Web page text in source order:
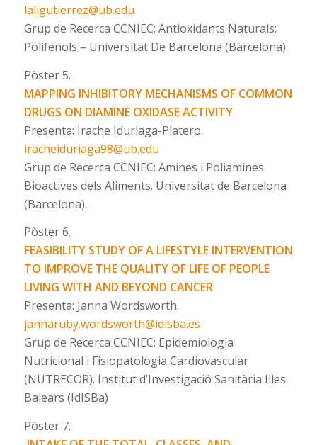
laligutierrez@ub.edu
Grup de Recerca CCNIEC: Antioxidants Naturals:
Polifenols – Universitat De Barcelona (Barcelona)
Pòster 5.
MAPPING INHIBITORY MECHANISMS OF COMMON
DRUGS ON DIAMINE OXIDASE ACTIVITY
Presenta: Irache Iduriaga-Platero.
iracheiduriaga98@ub.edu
Grup de Recerca CCNIEC: Amines i Poliamines
Bioactives dels Aliments. Universitat de Barcelona
(Barcelona).
Pòster 6.
FEASIBILITY STUDY OF A LIFESTYLE INTERVENTION
TO IMPROVE THE QUALITY OF LIFE OF PEOPLE
LIVING WITH AND BEYOND CANCER
Presenta: Janna Wordsworth.
jannaruby.wordsworth@idisba.es
Grup de Recerca CCNIEC: Epidemiologia
Nutricional i Fisiopatologia Cardiovascular
(NUTRECOR). Institut d’Investigació Sanitària Illes
Balears (IdISBa)
Pòster 7.